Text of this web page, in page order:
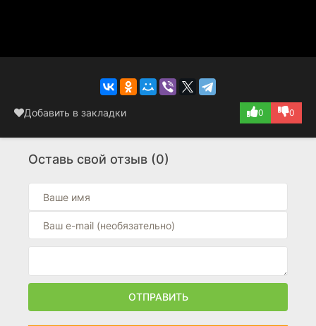
Добавить в закладки 0 0
Оставь свой отзыв (0)
ОТПРАВИТЬ